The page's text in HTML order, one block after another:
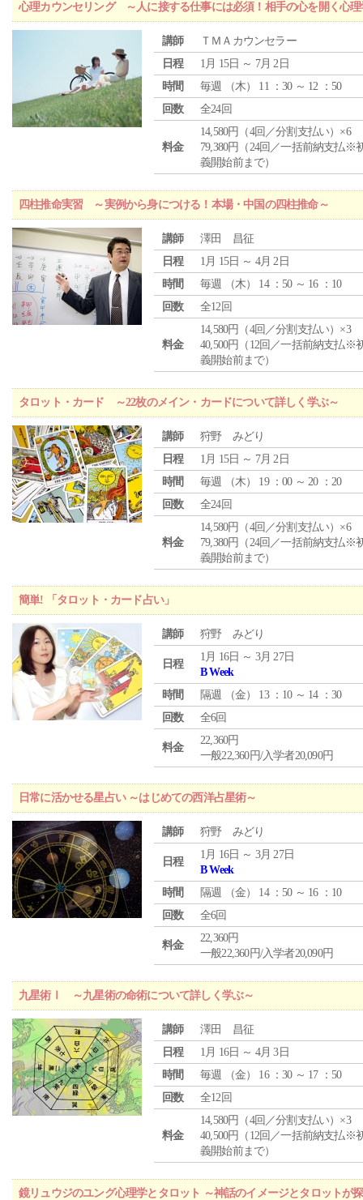
心理カウンセリング ～人に接する仕事には必須！相手の心を開く心理
講師
ＴＭＡカウンセラー
日程
1月 15日 ～ 7月 2日
時間
毎週 （木） 11 ：30 ～ 12 ：50
回数
全24回
料金
14,580円（4回／分割支払い）×6
79,380円（24回／一括前納支払※
義開始前まで）
四柱推命実習 ～実例から身につける！本場・中国の四柱推命～
講師
澤田 昌征
日程
1月 15日 ～ 4月 2日
時間
毎週 （木） 14 ：50 ～ 16 ：10
回数
全12回
料金
14,580円（4回／分割支払い）×3
40,500円（12回／一括前納支払※
義開始前まで）
タロット・カード ～22枚のメイン・カードについて詳しく学ぶ～
講師
狩野 みどり
日程
1月 15日 ～ 7月 2日
時間
毎週 （木） 19 ：00 ～ 20 ：20
回数
全24回
料金
14,580円（4回／分割支払い）×6
79,380円（24回／一括前納支払※
義開始前まで）
簡単! 「タロット・カード占い」
講師 狩野 みどり
日程
1月 16日 ～ 3月 27日
B Week
時間
隔週 （金） 13 ：10 ～ 14 ：30
回数
全6回
料金
22,360円
一般22,360円/入学者20,090円
日常に活かせる星占い ～はじめての西洋占星術～
講師 狩野 みどり
日程
1月 16日 ～ 3月 27日
B Week
時間
隔週 （金） 14 ：50 ～ 16 ：10
回数
全6回
料金
22,360円
一般22,360円/入学者20,090円
九星術Ⅰ ～九星術の命術について詳しく学ぶ～
講師
澤田 昌征
日程
1月 16日 ～ 4月 3日
時間
毎週 （金） 16 ：30 ～ 17 ：50
回数
全12回
料金
14,580円（4回／分割支払い）×3
40,500円（12回／一括前納支払※
義開始前まで）
鏡リュウジのユング心理学とタロット ～神話のイメージとタロットが